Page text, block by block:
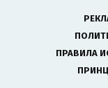
ПРАВИЛА